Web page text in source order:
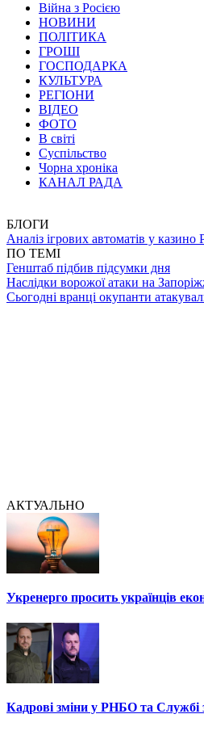
Війна з Росією
НОВИНИ
ПОЛІТИКА
ГРОШІ
ГОСПОДАРКА
КУЛЬТУРА
РЕГІОНИ
ВІДЕО
ФОТО
В світі
Суспільство
Чорна хроніка
КАНАЛ РАДА
БЛОГИ
Аналіз ігрових автоматів у казино
ПО ТЕМІ
Генштаб підбив підсумки дня
Наслідки ворожої атаки на
Сьогодні вранці окупанти
АКТУАЛЬНО
Укренерго просить українців
Кадрові зміни у РНБО та Службі